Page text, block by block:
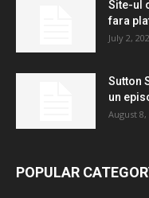
Site-ul
fara
July 2,
Sutton
un
August 8,
POPULAR